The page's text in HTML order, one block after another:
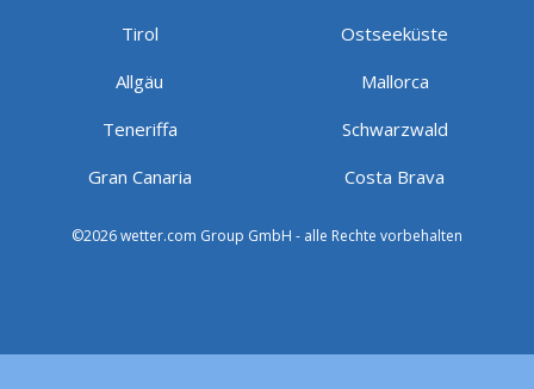
Tirol
Ostseeküste
Allgäu
Mallorca
Teneriffa
Schwarzwald
Gran Canaria
Costa Brava
©2026 wetter.com Group GmbH - alle Rechte vorbehalten